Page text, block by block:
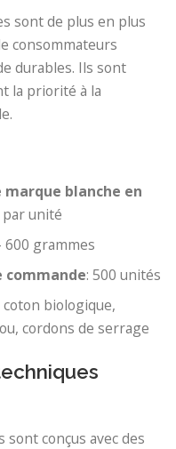
sont de plus en plus
consommateurs
durables. Ils sont
la priorité à la
blanche en
par unité
600 grammes
: 500 unités
coton biologique,
cordons de serrage
sont conçus avec des